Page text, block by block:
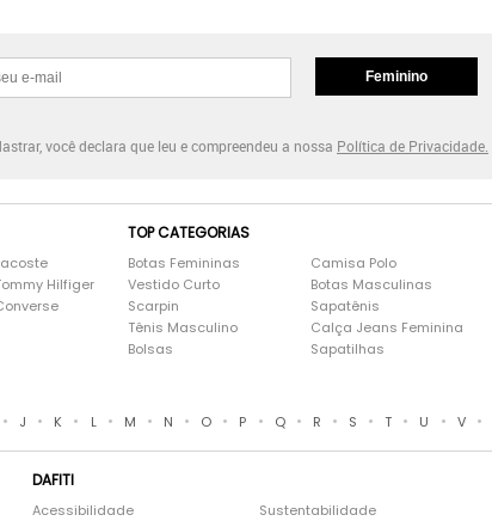
Feminino
você declara que leu e compreendeu a nossa Política de Privacidade.
Hilfiger
TOP CATEGORIAS
Botas Femininas
Vestido Curto
Scarpin
Tênis Masculino
Bolsas
Camisa Polo
Botas Masculinas
Sapatênis
Calça Jeans Feminina
Sapatilhas
• J • K • L • M • N • O • P • Q • R • S • T • U • V •
DAFITI
Acessibilidade Sustentabilidade